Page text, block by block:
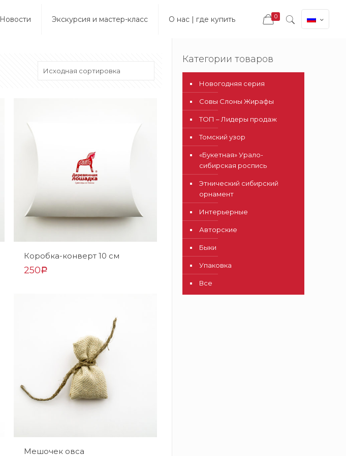
Новости Экскурсия и мастер-класс О нас | где купить 0
Коробка-конверт 10 см
250Р
Мешочек овса
Категории товаров
Новогодняя серия
Совы Слоны Жирафы
ТОП – Лидеры продаж
Томский узор
«Букетная» Урало-
сибирская роспись
Этнический сибирский
орнамент
Интерьерные
Авторские
Быки
Упаковка
Все